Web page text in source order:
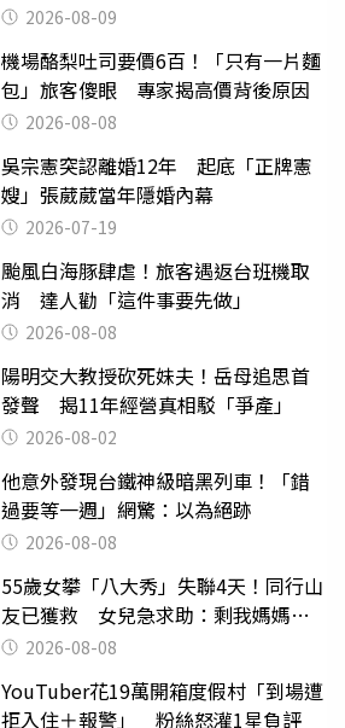
2026-08-09
機場酪梨吐司要價6百！「只有一片麵
包」旅客傻眼 專家揭高價背後原因
2026-08-08
吳宗憲突認離婚12年 起底「正牌憲
嫂」張葳葳當年隱婚內幕
2026-07-19
颱風白海豚肆虐！旅客遇返台班機取
消 達人勸「這件事要先做」
2026-08-08
陽明交大教授砍死妹夫！岳母追思首
發聲 揭11年經營真相駁「爭產」
2026-08-02
他意外發現台鐵神級暗黑列車！「錯
過要等一週」網驚：以為絕跡
2026-08-08
55歲女攀「八大秀」失聯4天！同行山
友已獲救 女兒急求助：剩我媽媽還
沒找到
2026-08-08
YouTuber花19萬開箱度假村「到場遭
拒入住＋報警」 粉絲怒灌1星負評